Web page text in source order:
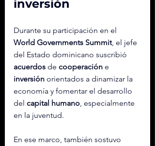
inversión
Durante su participación en el
World Governments Summit , el jefe
del Estado dominicano suscribió
acuerdos de cooperación e
inversión orientados a dinamizar la
economía y fomentar el desarrollo
del capital humano , especialmente
en la juventud.
En ese marco, también sostuvo